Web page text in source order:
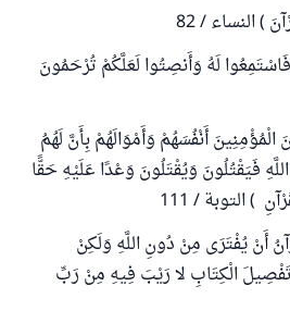
) النساء / 82
لَهُ وَأَنصِتُوا لَعَلَّكُمْ تُرْحَمُونَ
أَنْفُسَهُمْ وَأَمْوَالَهُمْ بِأَنَّ لَهُمُ
فَيَقْتُلُونَ وَيُقْتَلُونَ وَعْدًا عَلَيْهِ حَقًّا
) التوبة / 111
أَنْ يُفْتَرَى مِنْ دُونِ اللَّهِ وَلَكِنْ
الْكِتَابِ لا رَيْبَ فِيهِ مِنْ رَبِّ